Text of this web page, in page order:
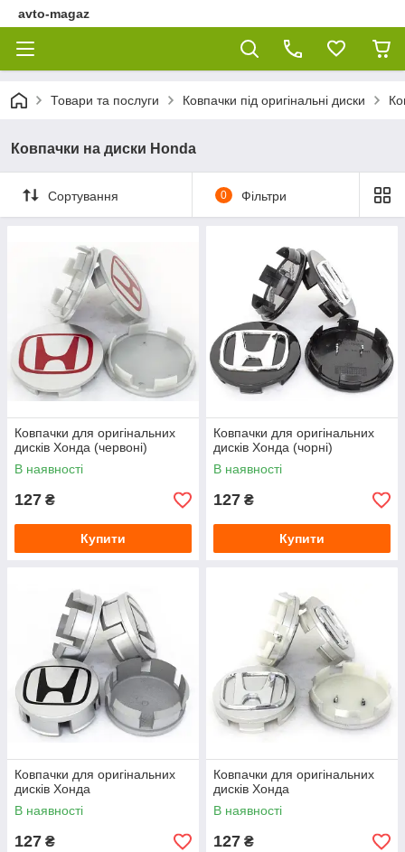
avto-magaz
Товари та послуги Ковпачки під оригінальні диски
Ковпачки на диски Honda
Сортування 0 Фільтри
Ковпачки для оригінальних
дисків Хонда (червоні)
В наявності
127 ₴
Купити
Ковпачки для оригінальних
дисків Хонда (чорні)
В наявності
127 ₴
Купити
Ковпачки для оригінальних
дисків Хонда
В наявності
127 ₴
Ковпачки для оригінальних
дисків Хонда
В наявності
127 ₴